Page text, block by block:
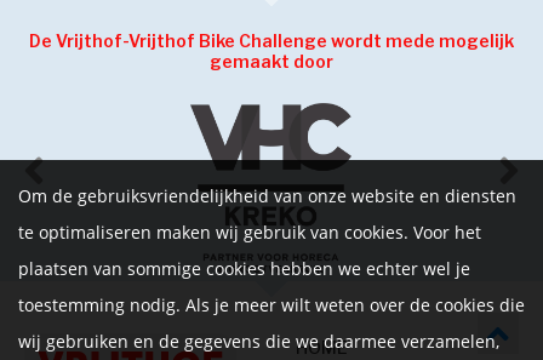
De Vrijthof-Vrijthof Bike Challenge wordt mede mogelijk
gemaakt door
HOME
Om de gebruiksvriendelijkheid van onze website en diensten
te optimaliseren maken wij gebruik van cookies. Voor het
plaatsen van sommige cookies hebben we echter wel je
toestemming nodig. Als je meer wilt weten over de cookies die
wij gebruiken en de gegevens die we daarmee verzamelen,